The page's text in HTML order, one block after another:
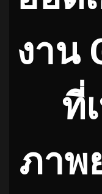
งาน
ที่
ภาพ